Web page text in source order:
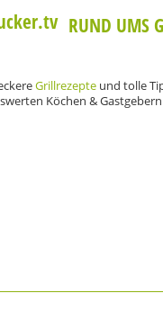
RUND UMS
Grillrezepte und tolle
Köchen & Gastgebern